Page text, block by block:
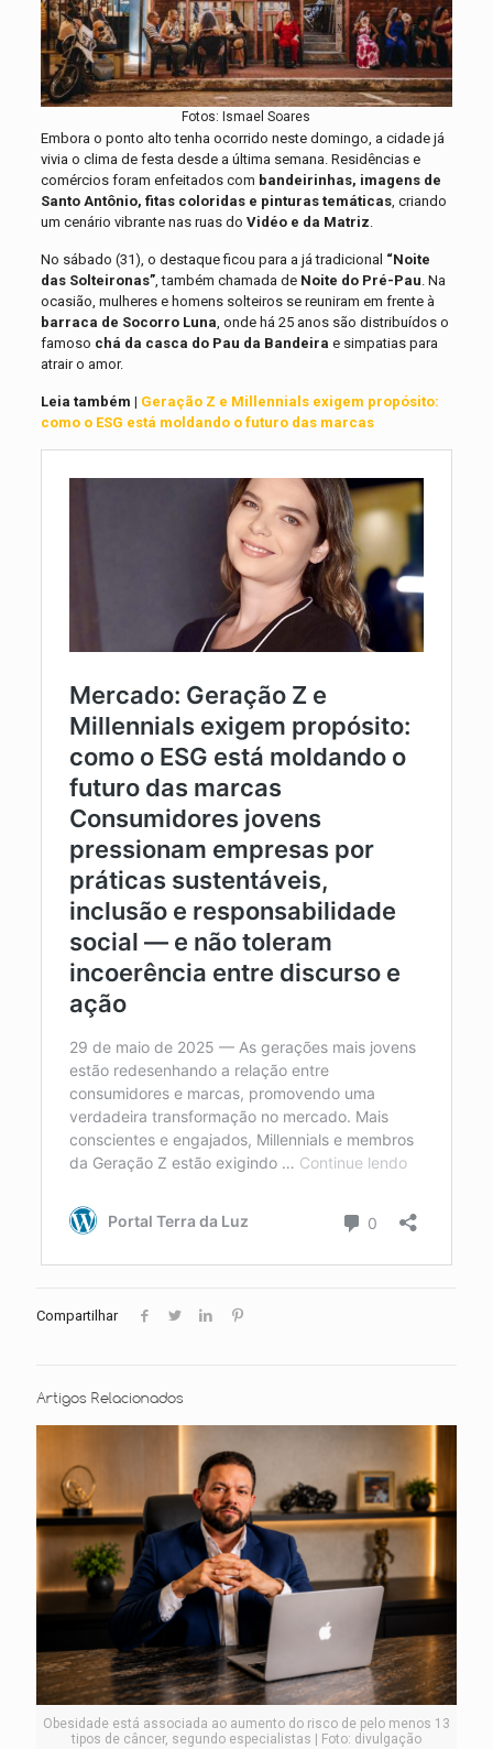
Fotos: Ismael Soares
Embora o ponto alto tenha ocorrido neste domingo, a cidade já
vivia o clima de festa desde a última semana. Residências e
comércios foram enfeitados com bandeirinhas, imagens de
Santo Antônio, fitas coloridas e pinturas temáticas, criando
um cenário vibrante nas ruas do Vidéo e da Matriz
No sábado (31), o destaque ficou para a já tradicional “Noite
das Solteironas”, também chamada de Noite do Pré-Pau . Na
ocasião, mulheres e homens solteiros se reuniram em frente à
barraca de Socorro Luna , onde há 25 anos são distribuídos o
famoso chá da casca do Pau da Bandeira e simpatias para
atrair o amor.
Leia também | Geração Z e Millennials exigem propósito:
como o ESG está moldando o futuro das marcas
Compartilhar
Artigos Relacionados
Obesidade está associada ao aumento do risco de pelo menos 13
tipos de câncer, segundo especialistas | Foto: divulgação